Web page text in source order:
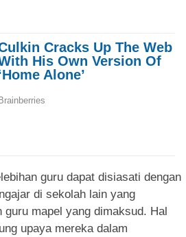
guru dapat disiasati dengan
di sekolah lain yang
guru mapel yang dimaksud. Hal
upaya mereka dalam